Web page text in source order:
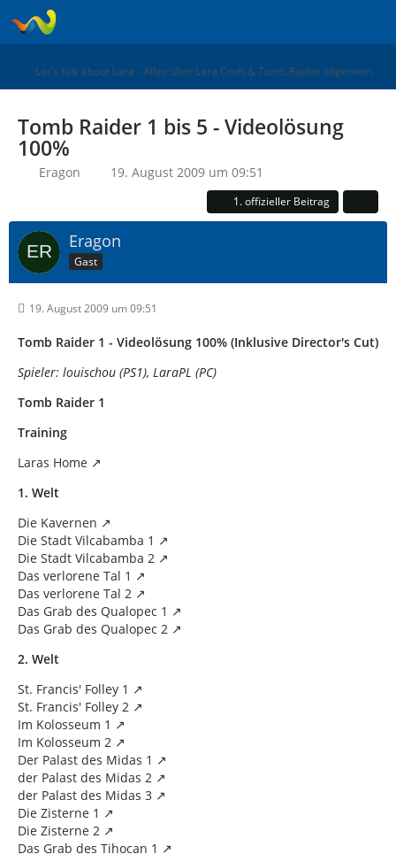
Let's talk about Lara - Alles über Lara Croft & Tomb Raider allgemein
Tomb Raider 1 bis 5 - Videolösung
100%
Eragon 19. August 2009 um 09:51
1. offizieller Beitrag
Eragon
Gast
19. August 2009 um 09:51
Tomb Raider 1 - Videolösung 100% (Inklusive Director's Cut)
Spieler: louischou (PS1), LaraPL (PC)
Tomb Raider 1
Training
Laras Home
1. Welt
Die Kavernen
Die Stadt Vilcabamba 1
Die Stadt Vilcabamba 2
Das verlorene Tal 1
Das verlorene Tal 2
Das Grab des Qualopec 1
Das Grab des Qualopec 2
2. Welt
St. Francis' Folley 1
St. Francis' Folley 2
Im Kolosseum 1
Im Kolosseum 2
Der Palast des Midas 1
der Palast des Midas 2
der Palast des Midas 3
Die Zisterne 1
Die Zisterne 2
Das Grab des Tihocan 1